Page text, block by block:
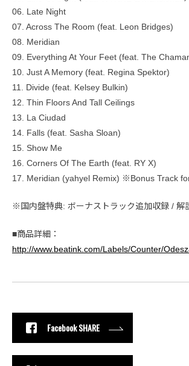
06. Late Night
07. Across The Room (feat. Leon Bridges)
08. Meridian
09. Everything At Your Feet (feat. The
10. Just A Memory (feat. Regina Spektor)
11. Divide (feat. Kelsey Bulkin)
12. Thin Floors And Tall Ceilings
13. La Ciudad
14. Falls (feat. Sasha Sloan)
15. Show Me
16. Corners Of The Earth (feat. RY X)
17. Meridian (yahyel Remix) ※Bonus Track
※国内盤特典: ボーナストラック追加収録 / 解
■商品詳細：
http://www.beatink.com/Labels/Counter/
Facebook SHARE